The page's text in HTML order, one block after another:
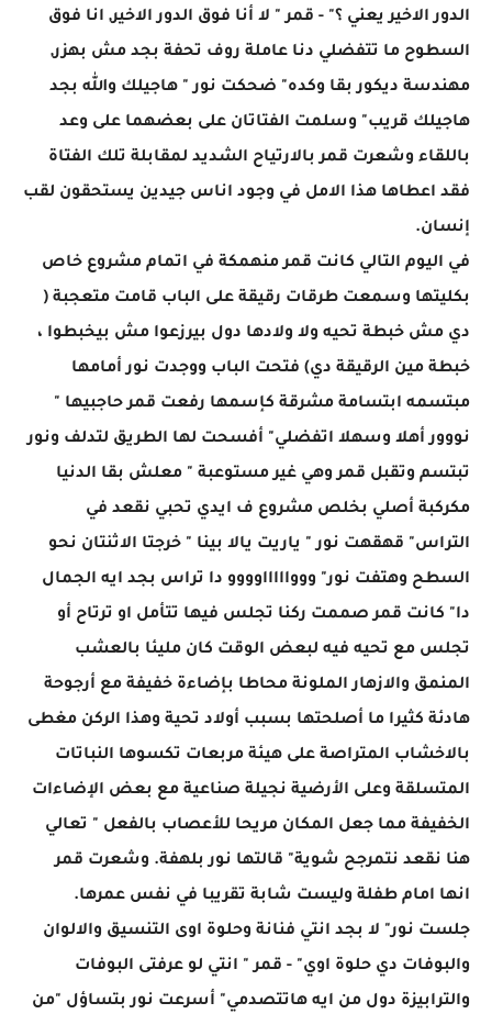
الدور الاخير يعني ؟" - قمر " لا أنا فوق الدور الاخير, انا فوق
السطوح ما تتفضلي دنا عاملة روف تحفة بجد مش بهزر,
مهندسة ديكور بقا وكده" ضحكت نور " هاجيلك والله بجد
هاجيلك قريب" وسلمت الفتاتان على بعضهما على وعد
باللقاء وشعرت قمر بالارتياح الشديد لمقابلة تلك الفتاة
فقد اعطاها هذا الامل في وجود اناس جيدين يستحقون لقب
إنسان.
في اليوم التالي كانت قمر منهمكة في اتمام مشروع خاص
بكليتها وسمعت طرقات رقيقة على الباب قامت متعجبة (
دي مش خبطة تحيه ولا ولادها دول بيرزعوا مش بيخبطوا ،
خبطة مين الرقيقة دي) فتحت الباب ووجدت نور أمامها
مبتسمه ابتسامة مشرقة كإسمها رفعت قمر حاجبيها "
نووور أهلا وسهلا اتفضلي" أفسحت لها الطريق لتدلف ونور
تبتسم وتقبل قمر وهي غير مستوعبة " معلش بقا الدنيا
مكركبة أصلي بخلص مشروع ف ايدي تحبي نقعد في
التراس" قهقهت نور " ياريت يالا بينا " خرجتا الاثنتان نحو
السطح وهتفت نور" ووواااااوووو دا تراس بجد ايه الجمال
دا" كانت قمر صممت ركنا تجلس فيها تتأمل او ترتاح أو
تجلس مع تحيه فيه لبعض الوقت كان مليئا بالعشب
المنمق والازهار الملونة محاطا بإضاءة خفيفة مع أرجوحة
هادئة كثيرا ما أصلحتها بسبب أولاد تحية وهذا الركن مغطى
بالاخشاب المتراصة على هيئة مربعات تكسوها النباتات
المتسلقة وعلى الأرضية نجيلة صناعية مع بعض الإضاءات
الخفيفة مما جعل المكان مريحا للأعصاب بالفعل " تعالي
هنا نقعد نتمرجح شوية" قالتها نور بلهفة. وشعرت قمر
انها امام طفلة وليست شابة تقريبا في نفس عمرها.
جلست نور" لا بجد انتي فنانة وحلوة اوى التنسيق والالوان
والبوفات دي حلوة اوي" - قمر " انتي لو عرفتى البوفات
والترابيزة دول من ايه هاتتصدمي" أسرعت نور بتساؤل "من